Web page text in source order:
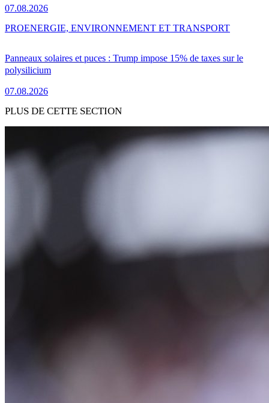
07.08.2026
Panneaux solaires et puces : Trump impose 15% de taxes sur le
polysilicium
07.08.2026
PROENERGIE, ENVIRONNEMENT ET TRANSPORT
PLUS DE CETTE SECTION